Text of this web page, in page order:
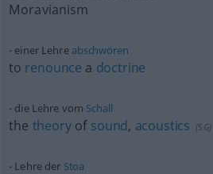
Moravianism
einer Lehre abschwören
to renounce a doctrine
die Lehre vom Schall
the theoryof sound, acoustics (SG)
Lehre der Stoa